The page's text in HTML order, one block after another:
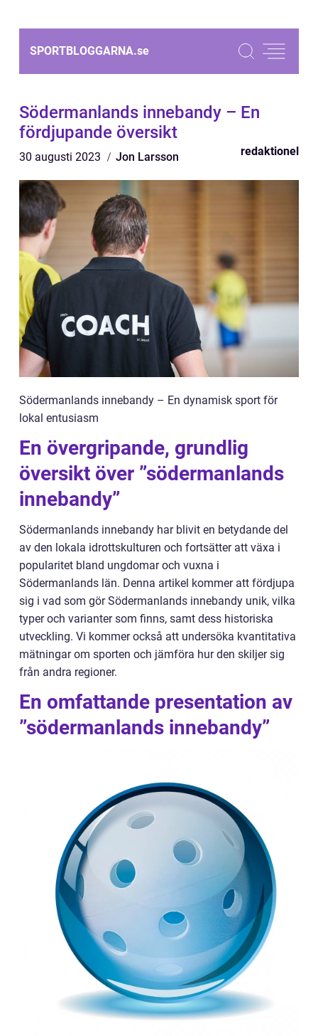
SPORTBLOGGARNA.se
Södermanlands innebandy – En
fördjupande översikt
30 augusti 2023 Jon Larsson redaktionel
Södermanlands innebandy – En dynamisk sport för
lokal entusiasm
En övergripande, grundlig
översikt över ”södermanlands
innebandy”
Södermanlands innebandy har blivit en betydande del
av den lokala idrottskulturen och fortsätter att växa i
popularitet bland ungdomar och vuxna i
Södermanlands län. Denna artikel kommer att fördjupa
sig i vad som gör Södermanlands innebandy unik, vilka
typer och varianter som finns, samt dess historiska
utveckling. Vi kommer också att undersöka kvantitativa
mätningar om sporten och jämföra hur den skiljer sig
från andra regioner.
En omfattande presentation av
”södermanlands innebandy”